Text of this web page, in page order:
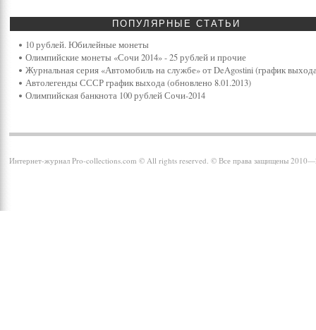
ПОПУЛЯРНЫЕ СТАТЬИ
10 рублей. Юбилейные монеты
Олимпийские монеты «Сочи 2014» - 25 рублей и прочие
Журнальная серия «Автомобиль на службе» от DeAgostini (график
Автолегенды СССР график выхода (обновлено 8.01.2013)
Олимпийская банкнота 100 рублей Сочи-2014
Интернет-журнал Pro-collections.com © All rights reserved. © Все права защищены